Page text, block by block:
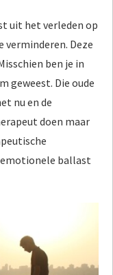
uit het verleden op
verminderen. Deze
ben je in
geweest. Die oude
nu en de
doen maar
emotionele ballast